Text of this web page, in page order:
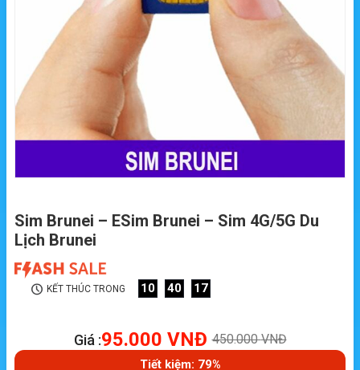
Sim Brunei – ESim Brunei – Sim 4G/5G Du
Lịch Brunei
KẾT THÚC TRONG 10 40 16
Giá :95.000 VNĐ 450.000VNĐ
Tiết kiệm: 79%